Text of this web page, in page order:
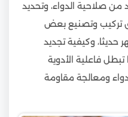
من صلاحية الدواء، وتحديد
تركيب وتصنيع بعض
حديثا، وكيفية تجديد
فاعلية الأدوية
ومعالجة مقاومة